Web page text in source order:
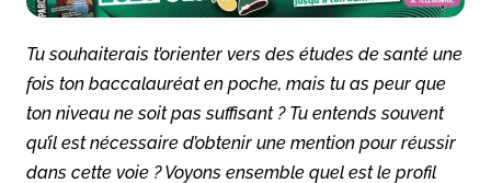
Tu souhaiterais t’orienter vers des études de santé une
fois ton baccalauréat en poche, mais tu as peur que
ton niveau ne soit pas suffisant ? Tu entends souvent
qu’il est nécessaire d’obtenir une mention pour réussir
dans cette voie ? Voyons ensemble quel est le profil